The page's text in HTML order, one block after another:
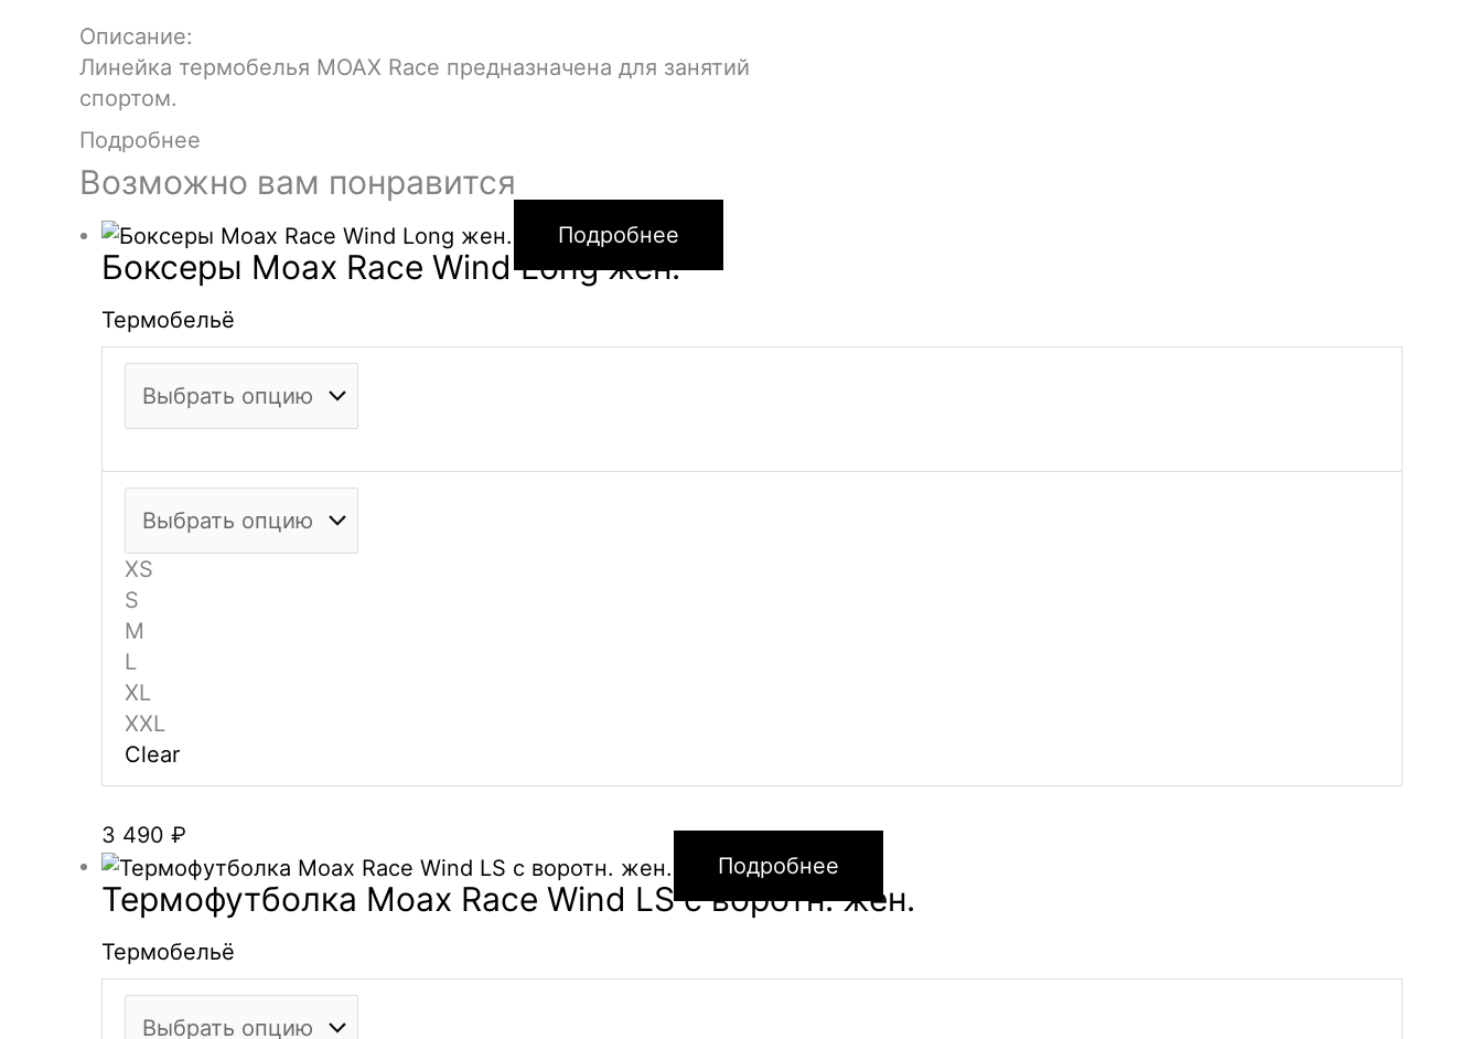
Описание:
Линейка термобелья MOAX Race предназначена для занятий
спортом.
Подробнее
Возможно вам понравится
Подробнее
Боксеры Moax Race Wind Long жен.
Термобельё
XS
S
M
L
XL
XXL
Clear
3 490 ₽
Подробнее
Термофутболка Moax Race Wind LS с воротн. жен.
Термобельё